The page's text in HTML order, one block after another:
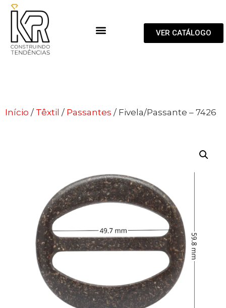
VER CATÁLOGO
Início / Têxtil / Passantes / Fivela/Passante – 7426